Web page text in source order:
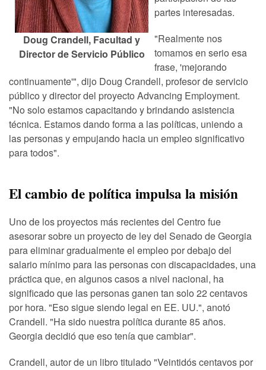
Doug Crandell, Facultad y
Director de Servicio Público
partes interesadas.
"Realmente nos
tomamos en serio esa
frase, 'mejorando
continuamente'", dijo Doug Crandell, profesor de servicio
público y director del proyecto Advancing Employment.
"No solo estamos capacitando y brindando asistencia
técnica. Estamos dando forma a las políticas, uniendo a
las personas y empujando hacia un empleo significativo
para todos".
El cambio de política impulsa la misión
Uno de los proyectos más recientes del Centro fue
asesorar sobre un proyecto de ley del Senado de Georgia
para eliminar gradualmente el empleo por debajo del
salario mínimo para las personas con discapacidades, una
práctica que, en algunos casos a nivel nacional, ha
significado que las personas ganen tan solo 22 centavos
por hora. "Eso sigue siendo legal en EE. UU.", anotó
Crandell. "Ha sido nuestra política durante 85 años.
Georgia decidió que eso tenía que cambiar".
Crandell, autor de un libro titulado "Veintidós centavos por